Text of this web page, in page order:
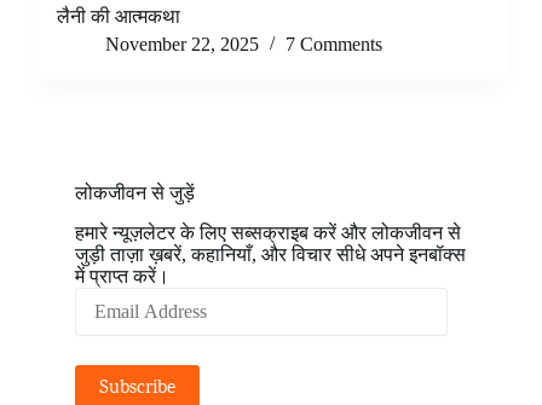
लैनी की आत्मकथा
November 22, 2025
7 Comments
लोकजीवन से जुड़ें
हमारे न्यूज़लेटर के लिए सब्सक्राइब करें और लोकजीवन से
जुड़ी ताज़ा ख़बरें, कहानियाँ, और विचार सीधे अपने इनबॉक्स
में प्राप्त करें।
Address
Subscribe